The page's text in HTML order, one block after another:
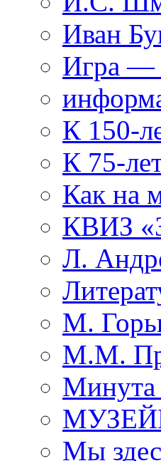
Иван
Игра —
К 150-
К 75-
Как на
КВИЗ
Л.
М.
М.М.
Минута
Мы